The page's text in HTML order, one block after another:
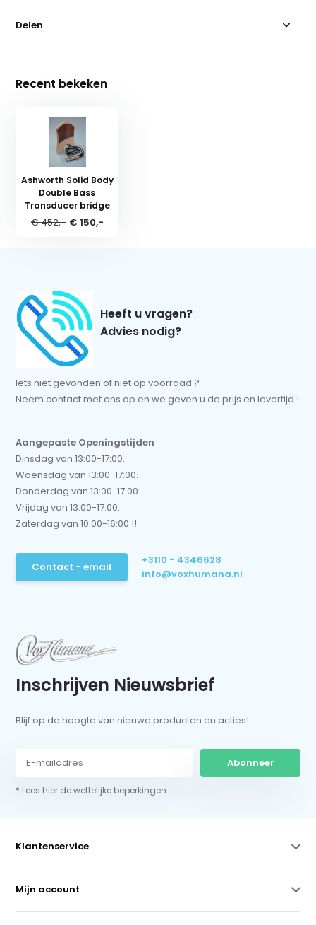
Delen
Recent bekeken
Ashworth Solid Body
Double Bass
Transducer bridge
€ 452,- € 150,-
Heeft u vragen?
Advies nodig?
Iets niet gevonden of niet op voorraad ?
Neem contact met ons op en we geven u de prijs en levertijd !
Aangepaste Openingstijden
Dinsdag van 13:00-17:00.
Woensdag van 13:00-17:00.
Donderdag van 13:00-17:00.
Vrijdag van 13:00-17:00.
Zaterdag van 10:00-16:00 !!
Contact - email
+3110 - 4346628
info@voxhumana.nl
Inschrijven Nieuwsbrief
Blijf op de hoogte van nieuwe producten en acties!
Abonneer
* Lees hier de wettelijke beperkingen
Klantenservice
Mijn account